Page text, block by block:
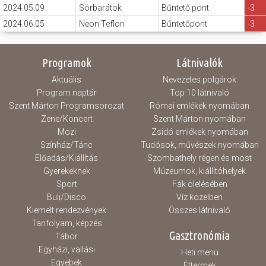
2024.05.09 Sörbarátok Bűntető pont
-3
2024.06.05
Neon Teflon Bűntetőpont -3
Programok
Aktuális
Program naptár
Szent Márton Programsorozat
Zene/Koncert
Mozi
Színház/Tánc
Előadás/Kiállítás
Gyerekeknek
Sport
Buli/Disco
Kiemelt rendezvények
Tanfolyam, képzés
Tábor
Egyházi, vallási
Egyebek
Látnivalók
Nevezetes polgárok
Top 10 látnivaló
Római emlékek nyomában
Szent Márton nyomában
Zsidó emlékek nyomában
Tudósok, művészek nyomában
Szombathely régen és most
Múzeumok, kiállítóhelyek
Fák ölelésében
Víz közelben
Összes látnivaló
Gasztronómia
Heti menü